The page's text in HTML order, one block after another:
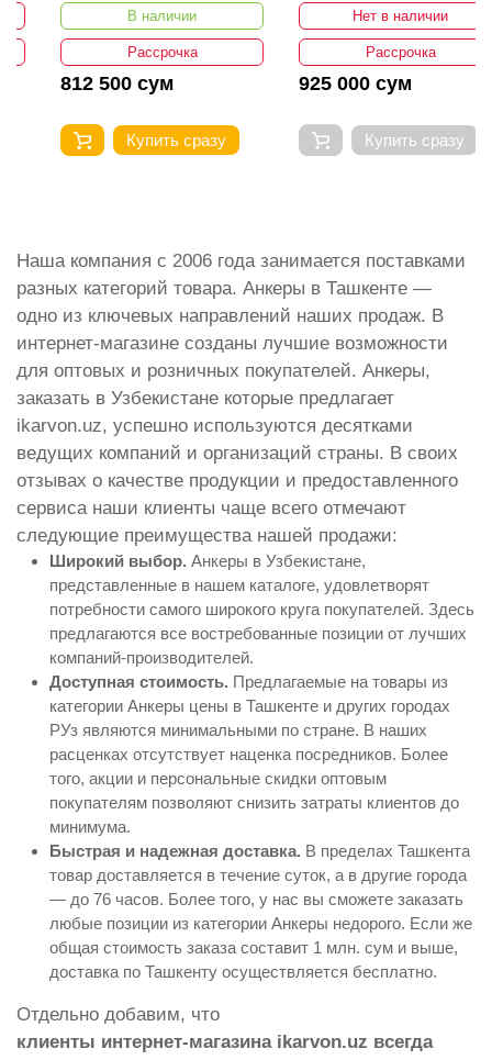
В наличии
Рассрочка
812 500 сум
Купить сразу
Нет в наличии
Рассрочка
925 000 сум
Купить сразу
Наша компания с 2006 года занимается поставками
разных категорий товара. Анкеры в Ташкенте —
одно из ключевых направлений наших продаж. В
интернет-магазине созданы лучшие возможности
для оптовых и розничных покупателей. Анкеры,
заказать в Узбекистане которые предлагает
ikarvon.uz, успешно используются десятками
ведущих компаний и организаций страны. В своих
отзывах о качестве продукции и предоставленного
сервиса наши клиенты чаще всего отмечают
следующие преимущества нашей продажи:
Широкий выбор. Анкеры в Узбекистане,
представленные в нашем каталоге, удовлетворят
потребности самого широкого круга покупателей. Здесь
предлагаются все востребованные позиции от лучших
компаний-производителей.
Доступная стоимость. Предлагаемые на товары из
категории Анкеры цены в Ташкенте и других городах
РУз являются минимальными по стране. В наших
расценках отсутствует наценка посредников. Более
того, акции и персональные скидки оптовым
покупателям позволяют снизить затраты клиентов до
минимума.
Быстрая и надежная доставка. В пределах Ташкента
товар доставляется в течение суток, а в другие города
— до 76 часов. Более того, у нас вы сможете заказать
любые позиции из категории Анкеры недорого. Если же
общая стоимость заказа составит 1 млн. сум и выше,
доставка по Ташкенту осуществляется бесплатно.
Отдельно добавим, что
клиенты интернет-магазина ikarvon.uz всегда